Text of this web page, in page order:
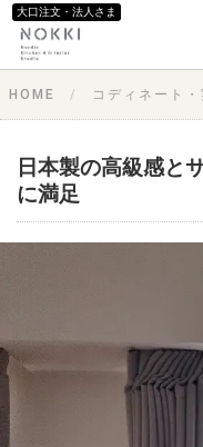
大口注文・法人さま
HOME コディネート・
日本製の高級感と
に満足